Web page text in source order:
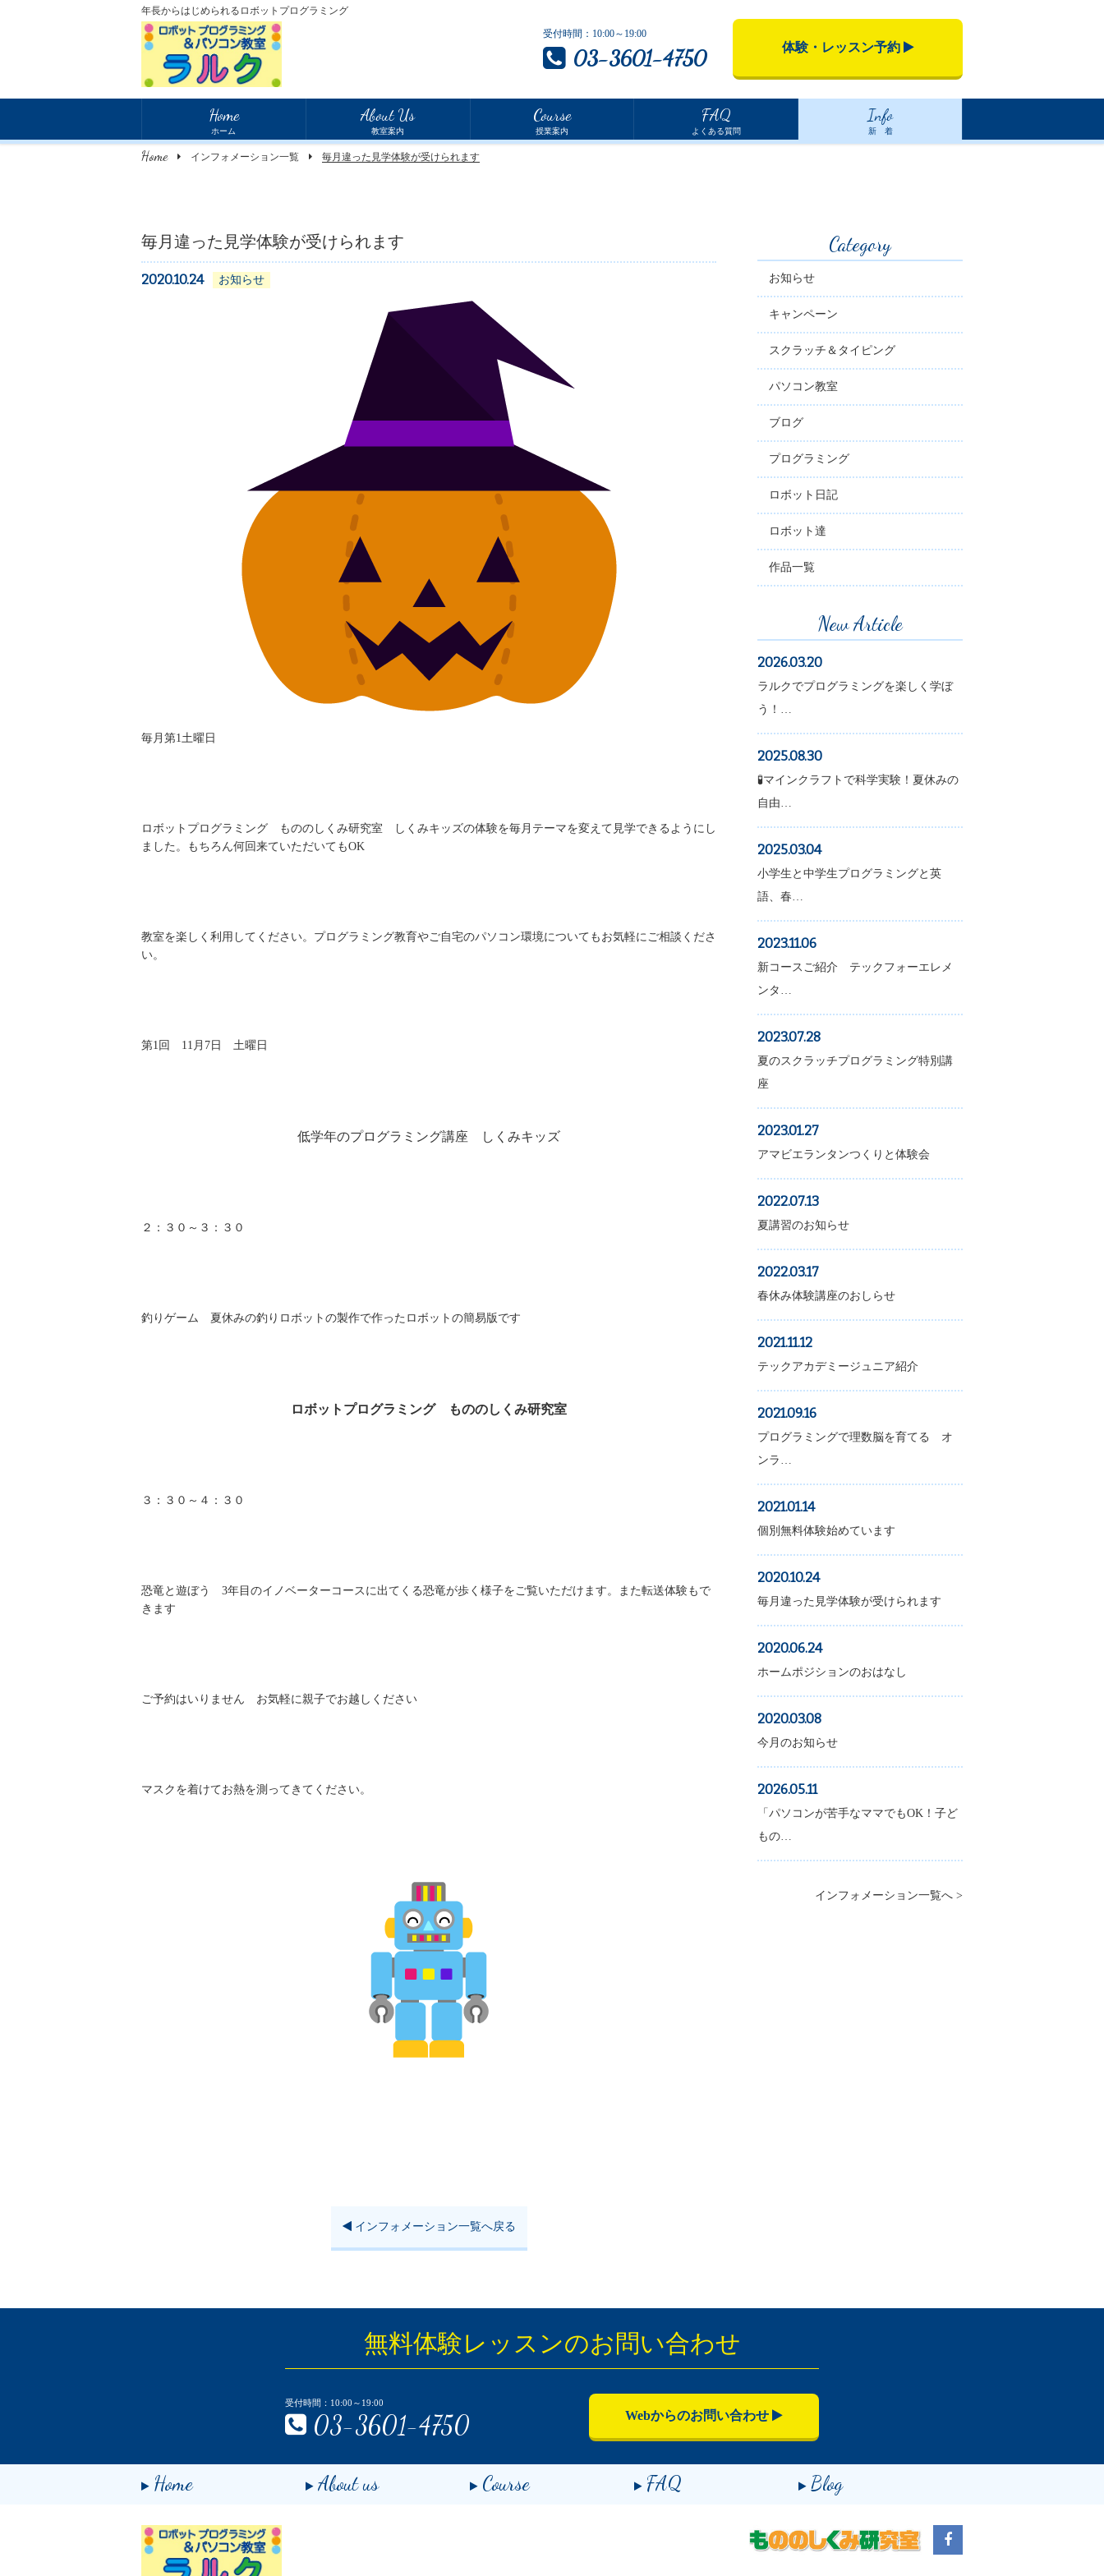
受付時間：10:00～19:00
03-3601-4750
年長からはじめられるロボットプログラミング
体験・レッスン予約
Home
ホーム
About Us
教室案内
Course
授業案内
FAQ
よくある質問
Info
新 着
Home インフォメーション一覧 毎月違った見学体験が受けられます
毎月違った見学体験が受けられます
2020.10.24 お知らせ
毎月第1土曜日
ロボットプログラミング もののしくみ研究室 しくみキッズの体験を毎月テーマを変えて見学できるようにし
ました。もちろん何回来ていただいてもOK
教室を楽しく利用してください。プログラミング教育やご自宅のパソコン環境についてもお気軽にご相談くださ
い。
第1回 11月7日 土曜日
低学年のプログラミング講座 しくみキッズ
２：３０～３：３０
釣りゲーム 夏休みの釣りロボットの製作で作ったロボットの簡易版です
ロボットプログラミング もののしくみ研究室
３：３０～４：３０
恐竜と遊ぼう 3年目のイノベーターコースに出てくる恐竜が歩く様子をご覧いただけます。また転送体験もで
きます
ご予約はいりません お気軽に親子でお越しください
マスクを着けてお熱を測ってきてください。
インフォメーション一覧へ戻る
Category
お知らせ
キャンペーン
スクラッチ＆タイピング
パソコン教室
ブログ
プログラミング
ロボット日記
ロボット達
作品一覧
New Article
2026.03.20
ラルクでプログラミングを楽しく学ぼ
う！…
2025.08.30
🧪マインクラフトで科学実験！夏休みの
自由…
2025.03.04
小学生と中学生プログラミングと英
語、春…
2023.11.06
新コースご紹介 テックフォーエレメ
ンタ…
2023.07.28
夏のスクラッチプログラミング特別講
座
2023.01.27
アマビエランタンつくりと体験会
2022.07.13
夏講習のお知らせ
2022.03.17
春休み体験講座のおしらせ
2021.11.12
テックアカデミージュニア紹介
2021.09.16
プログラミングで理数脳を育てる オ
ンラ…
2021.01.14
個別無料体験始めています
2020.10.24
毎月違った見学体験が受けられます
2020.06.24
ホームポジションのおはなし
2020.03.08
今月のお知らせ
2026.05.11
「パソコンが苦手なママでもOK！子ど
もの…
インフォメーション一覧へ >
無料体験レッスンのお問い合わせ
受付時間：10:00～19:00
03-3601-4750 Webからのお問い合わせ
Home About us Course FAQ Blog